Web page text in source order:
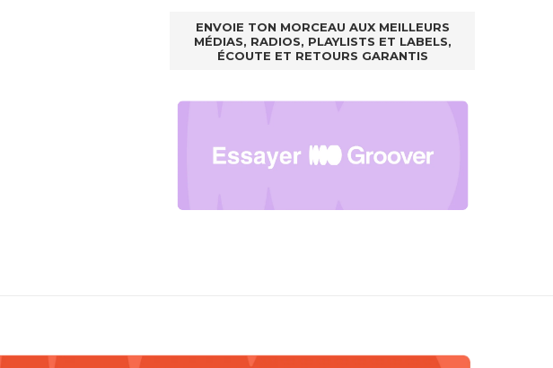
ENVOIE TON MORCEAU AUX MEILLEURS
MÉDIAS, RADIOS, PLAYLISTS ET LABELS,
ÉCOUTE ET RETOURS GARANTIS